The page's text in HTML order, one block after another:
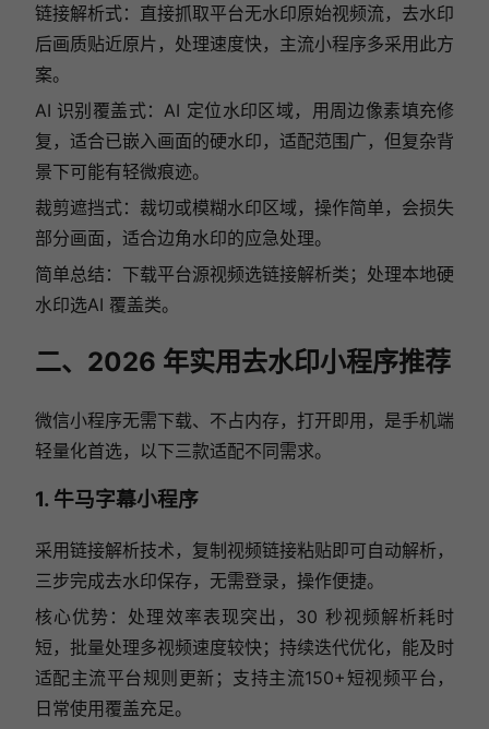
链接解析式：直接抓取平台无水印原始视频流，去水印
后画质贴近原片，处理速度快，主流小程序多采用此方
案。
AI 识别覆盖式：AI 定位水印区域，用周边像素填充修
复，适合已嵌入画面的硬水印，适配范围广，但复杂背
景下可能有轻微痕迹。
裁剪遮挡式：裁切或模糊水印区域，操作简单，会损失
部分画面，适合边角水印的应急处理。
简单总结：下载平台源视频选链接解析类；处理本地硬
水印选AI 覆盖类。
二、2026 年实用去水印小程序推荐
微信小程序无需下载、不占内存，打开即用，是手机端
轻量化首选，以下三款适配不同需求。
1. 牛马字幕小程序
采用链接解析技术，复制视频链接粘贴即可自动解析，
三步完成去水印保存，无需登录，操作便捷。
核心优势：处理效率表现突出，30 秒视频解析耗时
短，批量处理多视频速度较快；持续迭代优化，能及时
适配主流平台规则更新；支持主流150+短视频平台，
日常使用覆盖充足。